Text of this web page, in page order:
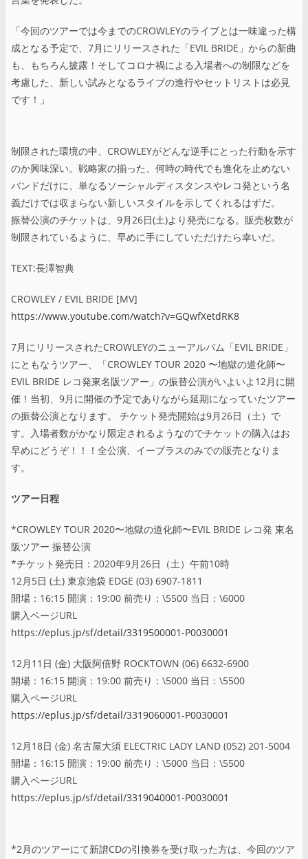
「今回のツアーでは今までのCROWLEYのライブとは一味違った構
成となる予定で、7月にリリースされた「EVIL BRIDE」からの新曲
も、もちろん披露！そしてコロナ禍による入場者への制限などを
考慮した、新しい試みとなるライブの進行やセットリストは必見
です！」
制限された環境の中、CROWLEYがどんな逆手にとった行動を示す
のか興味深い。戦略家の揃った、何時の時代でも進化を止めない
バンドだけに、単なるソーシャルディスタンスやレコ発という名
義だけでは収まらない新しいスタイルを示してくれるはずだ。
振替公演のチケットは、9月26日(土)より発売になる。販売枚数が
制限されているように、早めに手にしていただけたら幸いだ。
TEXT:長澤智典
CROWLEY / EVIL BRIDE [MV]
https://www.youtube.com/watch?v=GQwfXetdRK8
7月にリリースされたCROWLEYのニューアルバム「EVIL BRIDE」
にともなうツアー、「CROWLEY TOUR 2020 〜地獄の道化師〜
EVIL BRIDE レコ発東名阪ツアー」の振替公演がいよいよ12月に開
催！当初、9月に開催の予定でありながら延期になっていたツアー
の振替公演となります。 チケット発売開始は9月26日（土）で
す。入場者数がかなり限定されるようなのでチケットの購入はお
早めにどうぞ！！！全公演、イープラスのみでの販売となりま
す。
ツアー日程
*CROWLEY TOUR 2020〜地獄の道化師〜EVIL BRIDE レコ発 東名
阪ツアー 振替公演
*チケット発売日：2020年9月26日（土）午前10時
12月5日 (土) 東京池袋 EDGE (03) 6907-1811
開場：16:15 開演：19:00 前売り：\5500 当日：\6000
購入ページURL
https://eplus.jp/sf/detail/3319500001-P0030001
12月11日 (金) 大阪阿倍野 ROCKTOWN (06) 6632-6900
開場：16:15 開演：19:00 前売り：\5000 当日：\5500
購入ページURL
https://eplus.jp/sf/detail/3319060001-P0030001
12月18日 (金) 名古屋大須 ELECTRIC LADY LAND (052) 201-5004
開場：16:15 開演：19:00 前売り：\5000 当日：\5500
購入ページURL
https://eplus.jp/sf/detail/3319040001-P0030001
*2月のツアーにて新譜CDの引換券を受け取った方は、今回のツア